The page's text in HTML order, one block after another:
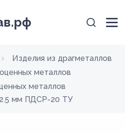
Изделия из драгметаллов
металлов
металлов
мм ПДСР-20 ТУ